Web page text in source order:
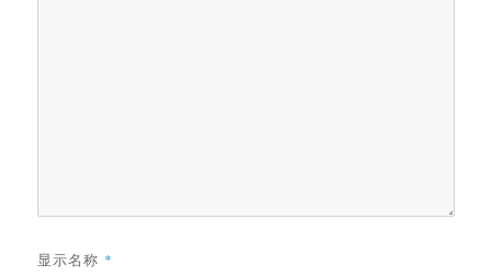
显示名称 *